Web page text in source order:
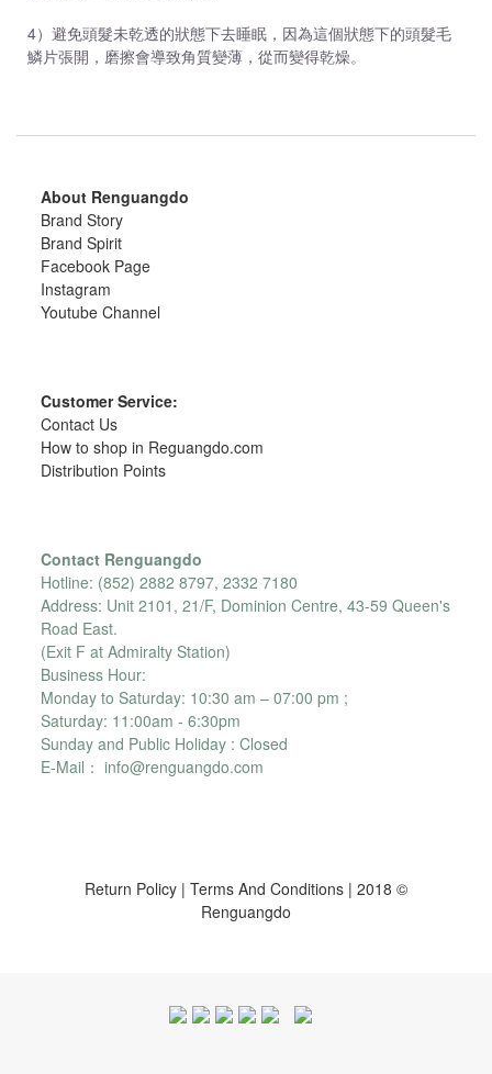
4）避免頭髮未乾透的狀態下去睡眠，因為這個狀態下的頭髮毛
鱗片張開，磨擦會導致角質變薄，從而變得乾燥。
About Renguangdo
Brand Story
Brand Spirit
Facebook Page
Instagram
Youtube Channel
Customer Service:
Contact Us
How to shop in Reguangdo.com
Distribution Points
Contact Renguangdo
Hotline: (852) 2882 8797, 2332 7180
Address: Unit 2101, 21/F, Dominion Centre, 43-59 Queen's
Road East.
(Exit F at Admiralty Station)
Business Hour:
Monday to Saturday: 10:30 am – 07:00 pm ;
Saturday: 11:00am - 6:30pm
Sunday and Public Holiday : Closed
E-Mail： info@renguangdo.com
Return Policy | Terms And Conditions | 2018 ©
Renguangdo